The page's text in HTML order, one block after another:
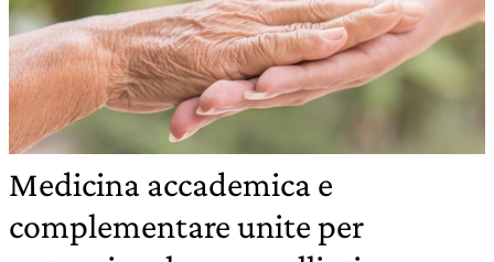
Medicina accademica e
complementare unite per